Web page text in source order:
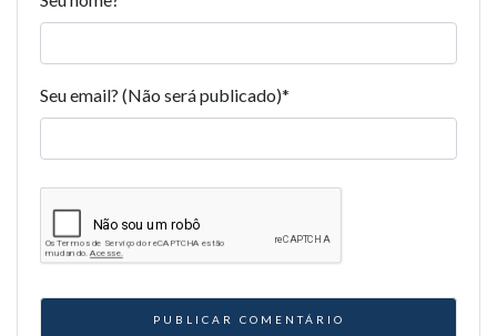
Seu email? (Não será publicado)*